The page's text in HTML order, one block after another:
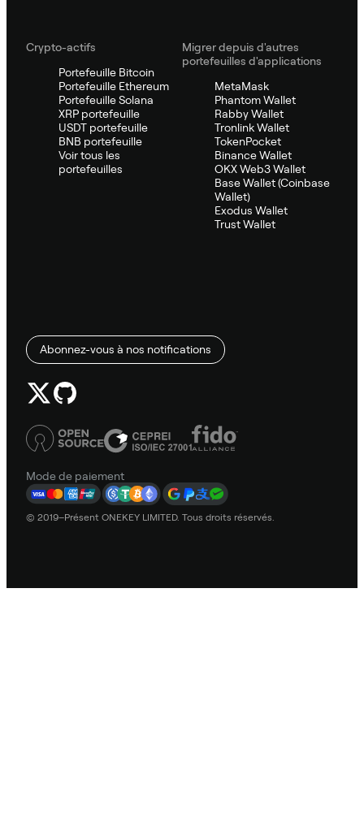
Crypto-actifs
Portefeuille Bitcoin
Portefeuille Ethereum
Portefeuille Solana
XRP portefeuille
USDT portefeuille
BNB portefeuille
Voir tous les
portefeuilles
Migrer depuis d'autres
portefeuilles d'applications
MetaMask
Phantom Wallet
Rabby Wallet
Tronlink Wallet
TokenPocket
Binance Wallet
OKX Web3 Wallet
Base Wallet (Coinbase
Wallet)
Exodus Wallet
Trust Wallet
Abonnez-vous à nos notifications
Mode de paiement
© 2019–Présent ONEKEY LIMITED. Tous droits réservés.